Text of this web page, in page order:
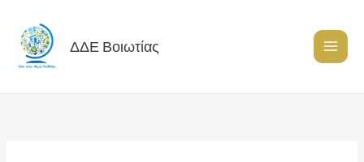
content
ΔΔΕ Βοιωτίας